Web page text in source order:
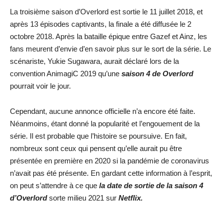
La troisième saison d’Overlord est sortie le 11 juillet 2018, et
après 13 épisodes captivants, la finale a été diffusée le 2
octobre 2018. Après la bataille épique entre Gazef et Ainz, les
fans meurent d’envie d’en savoir plus sur le sort de la série. Le
scénariste, Yukie Sugawara, aurait déclaré lors de la
convention AnimagiC 2019 qu’une saison 4 de Overlord
pourrait voir le jour.
Cependant, aucune annonce officielle n’a encore été faite.
Néanmoins, étant donné la popularité et l’engouement de la
série. Il est probable que l’histoire se poursuive. En fait,
nombreux sont ceux qui pensent qu’elle aurait pu être
présentée en première en 2020 si la pandémie de coronavirus
n’avait pas été présente. En gardant cette information à l’esprit,
on peut s’attendre à ce que la date de sortie de la saison 4
d’Overlordsorte milieu 2021 sur Netflix.